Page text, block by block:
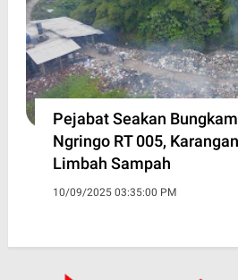
Pejabat Seakan
Ngringo RT 005,
Limbah Sampah
10/09/2025 03:35:00 PM